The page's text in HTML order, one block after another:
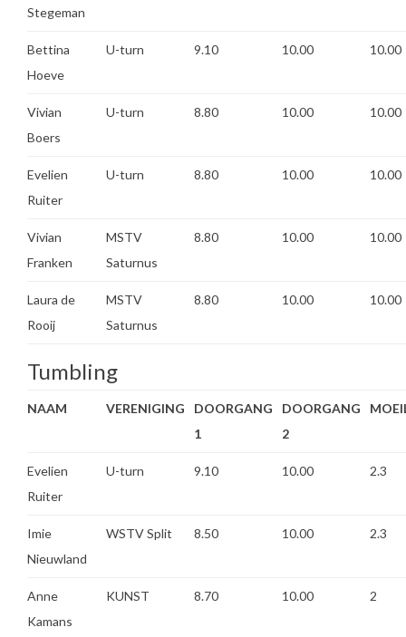
Stegeman
Bettina
Hoeve
U-turn 9.10 10.00 10.00
Vivian
Boers
U-turn 8.80 10.00 10.00
Evelien
Ruiter
U-turn 8.80 10.00 10.00
Vivian
Franken
MSTV
Saturnus
8.80 10.00 10.00
Laura de
Rooij
MSTV
Saturnus
8.80 10.00 10.00
Tumbling
NAAM VERENIGING
DOORGANG
1
DOORGANG
2
Evelien
Ruiter
U-turn 9.10 10.00 2.3
Imie
Nieuwland
WSTV Split 8.50 10.00 2.3
Anne
Kamans
KUNST 8.70 10.00 2